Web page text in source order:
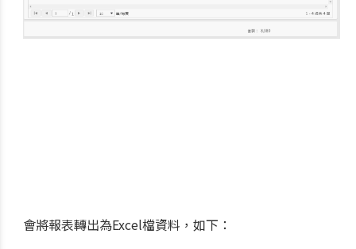
會將報表轉出為Excel檔資料，如下：